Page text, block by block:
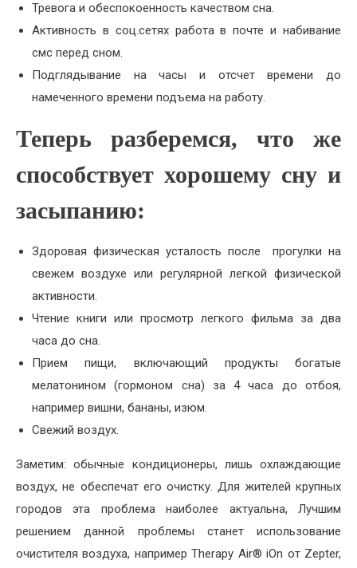
Тревога и обеспокоенность качеством сна.
Активность в соц.сетях работа в почте и набивание
смс перед сном.
Подглядывание на часы и отсчет времени до
намеченного времени подъема на работу.
Теперь разберемся, что же
способствует хорошему сну и
засыпанию:
Здоровая физическая усталость после прогулки на
свежем воздухе или регулярной легкой физической
активности.
Чтение книги или просмотр легкого фильма за два
часа до сна.
Прием пищи, включающий продукты богатые
мелатонином (гормоном сна) за 4 часа до отбоя,
например вишни, бананы, изюм.
Свежий воздух.
Заметим: обычные кондиционеры, лишь охлаждающие
воздух, не обеспечат его очистку. Для жителей крупных
городов эта проблема наиболее актуальна, Лучшим
решением данной проблемы станет использование
очистителя воздуха, например Therapy Air® iOn от Zepter,